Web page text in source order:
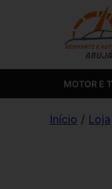
MOTOR E
Início / Loja